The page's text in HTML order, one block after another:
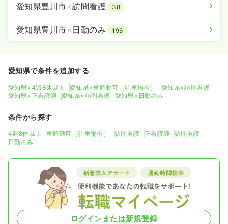
愛知県豊川市×訪問看護 38
愛知県豊川市× 日勤のみ 196
愛知県で条件を追加する
愛知県×4週8休以上 愛知県×車通勤可（駐車場有）
愛知県×訪問看護
愛知県×正看護師
愛知県×訪問看護 愛知県×日勤のみ
条件から探す
4週8休以上 車通勤可（駐車場有） 訪問看護 正看護師
訪問看護
日勤のみ
ログインまたは新規登録